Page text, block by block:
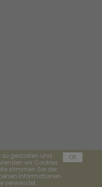
zu gestalten und
wir Cookies.
stimmen Sie der
Informationen
verwendet.
OK